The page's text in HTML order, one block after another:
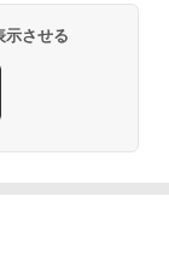
示させる